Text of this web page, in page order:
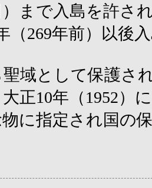
）まで入島を許さ
（269年前）以後
域として保護さ
正10年（1952）
物に指定され国